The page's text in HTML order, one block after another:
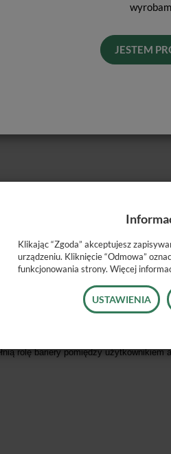
JESTEM
użytku.
rolę bariery pomiędzy użytkownikiem
Klikając “Zgoda” akceptujesz
urządzeniu. Kliknięcie “Odmowa”
funkcjonowania strony. Więcej
USTAWIENIA